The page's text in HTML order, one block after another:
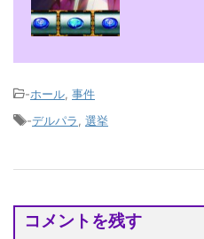
-ホール 事件
-デルパラ 選挙
コメントを残す